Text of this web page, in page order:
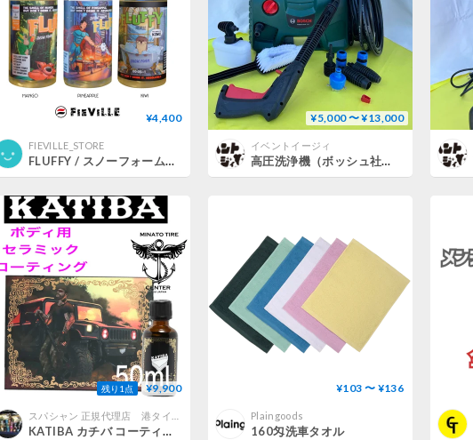
¥4,400
FIEVILLE_STORE
FLUFFY / スノーフォームシャンプー
¥5,000 〜 ¥13,000
イベントイージィ
高圧洗浄機（ボッシュ社製）レンタル【往復送料込】
残り1点 ¥9,900
KATIBA カチバ コーティング剤 セラミックコーティング剤 50ml スパシャン SPASHAN 硬化型９Hコーティング剤 インボイス対応 ボディー用
¥103 〜 ¥136
Plaingoods
160匁洗車タオル